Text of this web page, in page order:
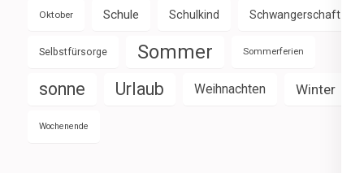
Oktober Schule Schulkind Schwangerschaft
Selbstfürsorge Sommer Sommerferien
sonne Urlaub Weihnachten Winter
Wochenende